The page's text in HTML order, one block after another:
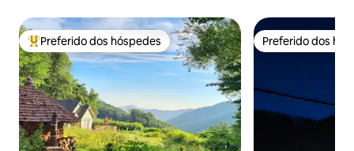
Entre os melhores preferidos dos hóspedes
Preferido dos hóspedes Preferido dos
Preferido dos